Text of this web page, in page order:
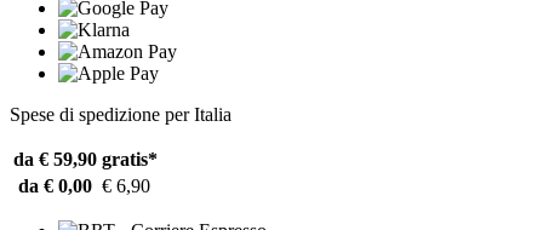
Spese di spedizione per Italia
da € 59,90 gratis*
da € 0,00 € 6,90